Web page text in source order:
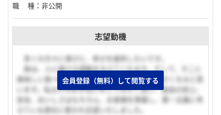
職種 ： 非公開
志望動機
多くの方々に喜びと、幸せを提供したいです。
旅は、人に様々な感動を与えてくれます。そして、そこに
美味しい食べ物があれば、もっとその感動は大きくなると思
います。私はそのお手伝いをしてみたく思い、食品の安心、
安全、おいしさはもちろん、お客様を尊重し、第一主義に考
えている貴社に惹かれ志望いたしました。
会員登録（無料）して閲覧する